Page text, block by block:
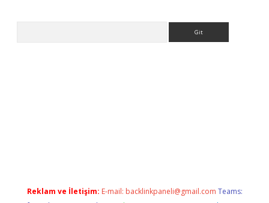
Reklam ve İletişim: E-mail: backlinkpaneli@gmail.com Teams: